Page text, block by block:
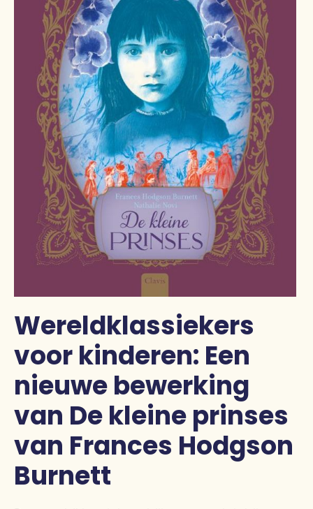
Wereldklassiekers
voor kinderen: Een
nieuwe bewerking
van De kleine prinses
van Frances Hodgson
Burnett